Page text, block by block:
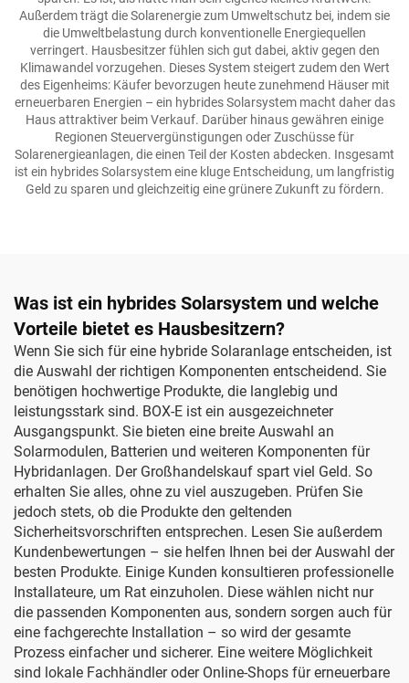
Außerdem trägt die Solarenergie zum Umweltschutz bei, indem sie
die Umweltbelastung durch konventionelle Energiequellen
verringert. Hausbesitzer fühlen sich gut dabei, aktiv gegen den
Klimawandel vorzugehen. Dieses System steigert zudem den Wert
des Eigenheims: Käufer bevorzugen heute zunehmend Häuser mit
erneuerbaren Energien – ein hybrides Solarsystem macht daher das
Haus attraktiver beim Verkauf. Darüber hinaus gewähren einige
Regionen Steuervergünstigungen oder Zuschüsse für
Solarenergieanlagen, die einen Teil der Kosten abdecken. Insgesamt
ist ein hybrides Solarsystem eine kluge Entscheidung, um langfristig
Geld zu sparen und gleichzeitig eine grünere Zukunft zu fördern.
Was ist ein hybrides Solarsystem und welche
Vorteile bietet es Hausbesitzern?
Wenn Sie sich für eine hybride Solaranlage entscheiden, ist
die Auswahl der richtigen Komponenten entscheidend. Sie
benötigen hochwertige Produkte, die langlebig und
leistungsstark sind. BOX-E ist ein ausgezeichneter
Ausgangspunkt. Sie bieten eine breite Auswahl an
Solarmodulen, Batterien und weiteren Komponenten für
Hybridanlagen. Der Großhandelskauf spart viel Geld. So
erhalten Sie alles, ohne zu viel auszugeben. Prüfen Sie
jedoch stets, ob die Produkte den geltenden
Sicherheitsvorschriften entsprechen. Lesen Sie außerdem
Kundenbewertungen – sie helfen Ihnen bei der Auswahl der
besten Produkte. Einige Kunden konsultieren professionelle
Installateure, um Rat einzuholen. Diese wählen nicht nur
die passenden Komponenten aus, sondern sorgen auch für
eine fachgerechte Installation – so wird der gesamte
Prozess einfacher und sicherer. Eine weitere Möglichkeit
sind lokale Fachhändler oder Online-Shops für erneuerbare